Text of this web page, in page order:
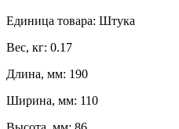
Единица товара: Штука
Вес, кг: 0.17
Длина, мм: 190
Ширина, мм: 110